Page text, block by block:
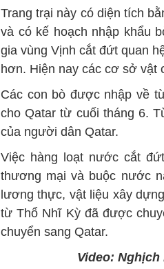
Trang trại này có diện tích
và có kế hoạch nhập khẩu
gia vùng Vịnh cắt đứt quan
hơn. Hiện nay các cơ sở vật
Các con bò được nhập về
cho Qatar từ cuối tháng 6.
của người dân Qatar.
Việc hàng loạt nước cắt
thương mại và buộc nước
lương thực, vật liệu xây
từ Thổ Nhĩ Kỳ đã được
chuyển sang Qatar.
Video: